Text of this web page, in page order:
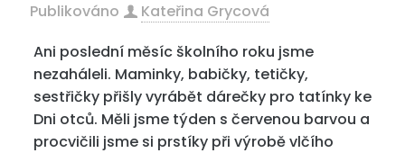
Publikováno
Kateřina Grycová
Ani poslední měsíc školního roku jsme
nezaháleli. Maminky, babičky, tetičky,
sestřičky přišly vyrábět dárečky pro tatínky ke
Dni otců. Měli jsme týden s červenou barvou a
procvičili jsme si prstíky při výrobě vlčího